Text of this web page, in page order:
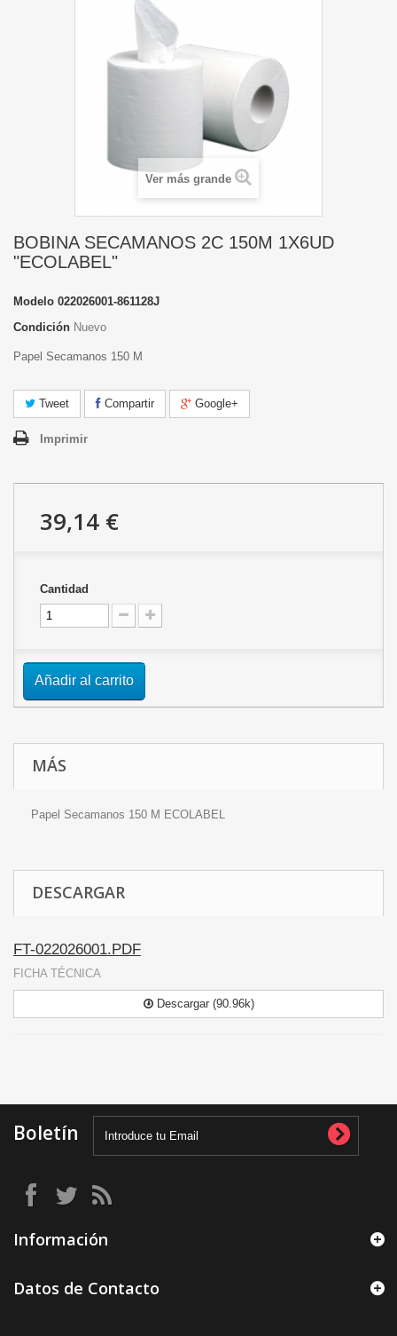
Ver más grande
BOBINA SECAMANOS 2C 150M 1X6UD
"ECOLABEL"
Modelo 022026001-861128J
Condición Nuevo
Papel Secamanos 150 M
Tweet Compartir Google+
Imprimir
39,14 €
Cantidad
Añadir al carrito
MÁS
Papel Secamanos 150 M ECOLABEL
DESCARGAR
FT-022026001.PDF
FICHA TÉCNICA
Descargar (90.96k)
Boletín
Información
Datos de Contacto